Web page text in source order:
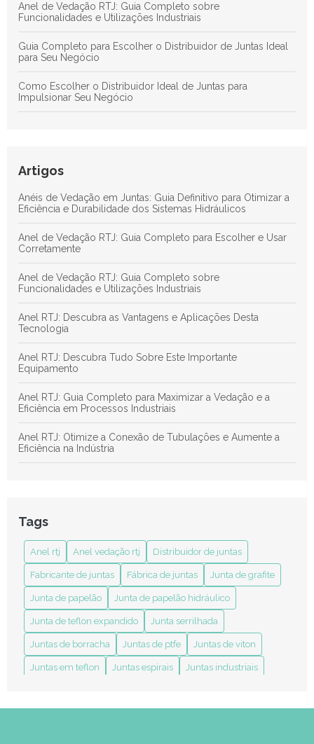
Anel de Vedação RTJ: Guia Completo sobre
Funcionalidades e Utilizações Industriais
Guia Completo para Escolher o Distribuidor de Juntas Ideal
para Seu Negócio
Como Escolher o Distribuidor Ideal de Juntas para
Impulsionar Seu Negócio
Anel RTJ: Guia Completo para Maximizar a Vedação e a
Eficiência em Processos Industriais
Descubra as Principais Vantagens das Juntas de Teflon para
Artigos
Anéis de Vedação em Juntas: Guia Definitivo para Otimizar a
Eficiência e Durabilidade dos Sistemas Hidráulicos
Anel de Vedação RTJ: Guia Completo para Escolher e Usar
Corretamente
Anel de Vedação RTJ: Guia Completo sobre
Funcionalidades e Utilizações Industriais
Anel RTJ: Descubra as Vantagens e Aplicações Desta
Tecnologia
Anel RTJ: Descubra Tudo Sobre Este Importante
Equipamento
Anel RTJ: Guia Completo para Maximizar a Vedação e a
Eficiência em Processos Industriais
Anel RTJ: Otimize a Conexão de Tubulações e Aumente a
Eficiência na Indústria
Anel RTJ: Tudo o Que Você Precisa Saber Sobre Esse Ícone
de Estilo e Funcionalidade
Anel Vedação RTJ: Entenda sua Importância e Aplicações no
Mercado
Benefícios das Juntas em Teflon Expandido para Melhorar
Durabilidade e Eficiência nas Aplicações
Como a Indústria de Juntas Transforma Processos Industriais
Como a Junta Grafitada para Processos Térmicos Melhora a
Eficiência Industrial
Como Comprar Junta Espiralada de Forma Segura e
Tags
Anel rtj Anel vedação rtj Distribuidor de juntas
Fabricante de juntas Fábrica de juntas Junta de grafite
Junta de papelão Junta de papelão hidráulico
Junta de teflon expandido Junta serrilhada
Juntas de borracha Juntas de ptfe Juntas de viton
Juntas em teflon Juntas espirais Juntas industriais